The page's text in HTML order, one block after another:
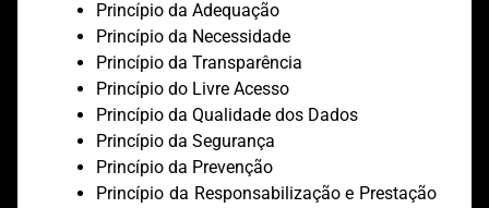
Princípio da Adequação
Princípio da Necessidade
Princípio da Transparência
Princípio do Livre Acesso
Princípio da Qualidade dos Dados
Princípio da Segurança
Princípio da Prevenção
Princípio da Responsabilização e Prestação